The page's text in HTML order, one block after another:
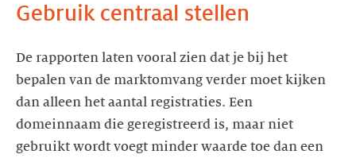
De rapporten laten vooral zien dat je bij het
bepalen van de marktomvang verder moet kijken
dan alleen het aantal registraties. Een
domeinnaam die geregistreerd is, maar niet
gebruikt wordt voegt minder waarde toe dan een